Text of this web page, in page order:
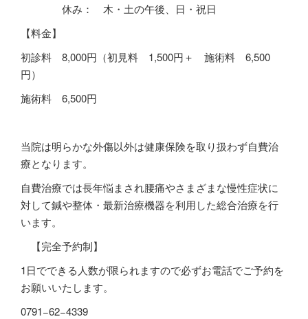
休み： 木・土の午後、日・祝日
【料金】
初診料 8,000円（初見料 1,500円＋ 施術料 6,500
円）
施術料 6,500円
当院は明らかな外傷以外は健康保険を取り扱わず自費治
療となります。
自費治療では長年悩まされ腰痛やさまざまな慢性症状に
対して鍼や整体・最新治療機器を利用した総合治療を行
います。
【完全予約制】
1日でできる人数が限られますので必ずお電話でご予約を
お願いいたします。
0791−62−4339